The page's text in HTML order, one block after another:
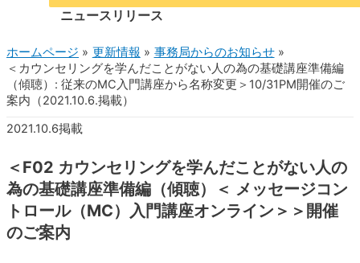
ニュースリリース
ホームページ 更新情報
事務局からのお知らせ
＜カウンセリングを学んだことがない人の為の基礎講座準備編
（傾聴）: 従来のMC入門講座から名称変更＞10/31PM開催のご
案内（2021.10.6.掲載）
2021.10.6掲載
＜F02 カウンセリングを学んだことがない人の
為の基礎講座準備編（傾聴）＜ メッセージコン
トロール（MC）入門講座オンライン＞＞開催
のご案内